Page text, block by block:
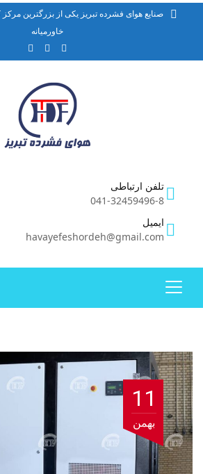
صنایع هوای فشرده تبریز یکی از بزرگترین
خاورمیانه
تلفن ارتباطی
041-32459496-8
ایمیل
havayefeshordeh@gmail.com
11
بهمن